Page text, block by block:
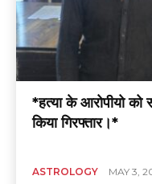
*हत्या के आरोपीयो
किया गिरफ्तार।*
ASTROLOGY MAY 3,